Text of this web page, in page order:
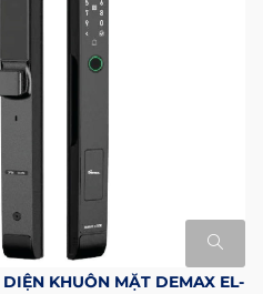
KHUÔN MẶT DEMAX EL-